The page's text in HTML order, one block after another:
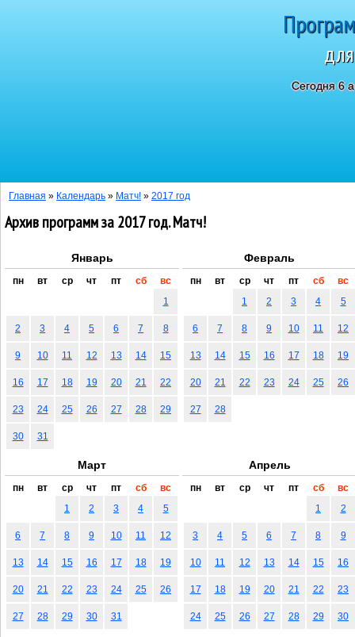
Сегодня 6
Главная » Календарь » Матч! » 2017 год
Архив программ за 2017 год. Матч!
Январь
пн вт ср чт пт сб
вс
1
2 3 4 5 6 7 8
9 10 11 12 13 14 15
16 17 18 19 20 21 22
23 24 25 26 27 28 29
30 31
Февраль
пн вт ср чт пт сб
вс
1
2 3 4 5
6 7 8 9 10 11 12
13 14 15 16 17 18 19
20 21 22 23 24 25 26
27 28
Март
пн вт ср чт пт сб
вс
1
2 3 4 5
6 7 8 9 10 11 12
13 14 15 16 17 18 19
20 21 22 23 24 25 26
27 28 29 30 31
Апрель
пн вт ср чт пт сб
вс
1
2
3 4 5 6 7 8 9
10 11 12 13 14 15 16
17 18 19 20 21 22 23
24 25 26 27 28 29 30